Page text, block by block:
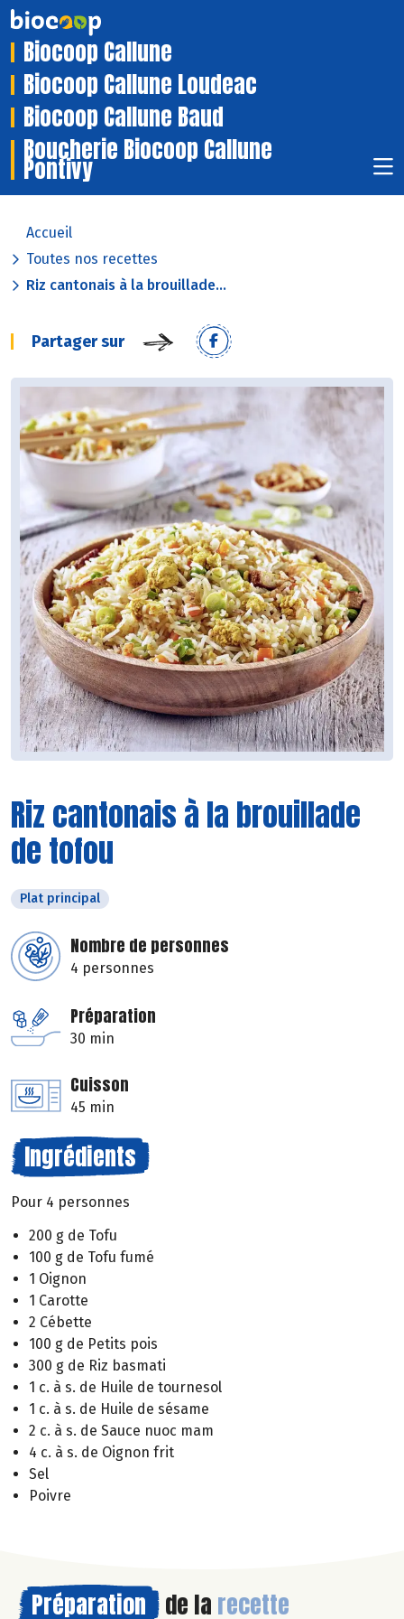
Biocoop Callune
Biocoop Callune Loudeac
Biocoop Callune Baud
Boucherie Biocoop Callune
Pontivy
Accueil
Toutes nos recettes
Riz cantonais à la brouillade...
Partager sur
Riz cantonais à la brouillade
de tofou
Plat principal
Nombre de personnes
4 personnes
Préparation
30 min
Cuisson
45 min
Ingrédients
Pour 4 personnes
200 g de Tofu
100 g de Tofu fumé
1 Oignon
1 Carotte
2 Cébette
100 g de Petits pois
300 g de Riz basmati
1 c. à s. de Huile de tournesol
1 c. à s. de Huile de sésame
2 c. à s. de Sauce nuoc mam
4 c. à s. de Oignon frit
Sel
Poivre
Préparation de la recette